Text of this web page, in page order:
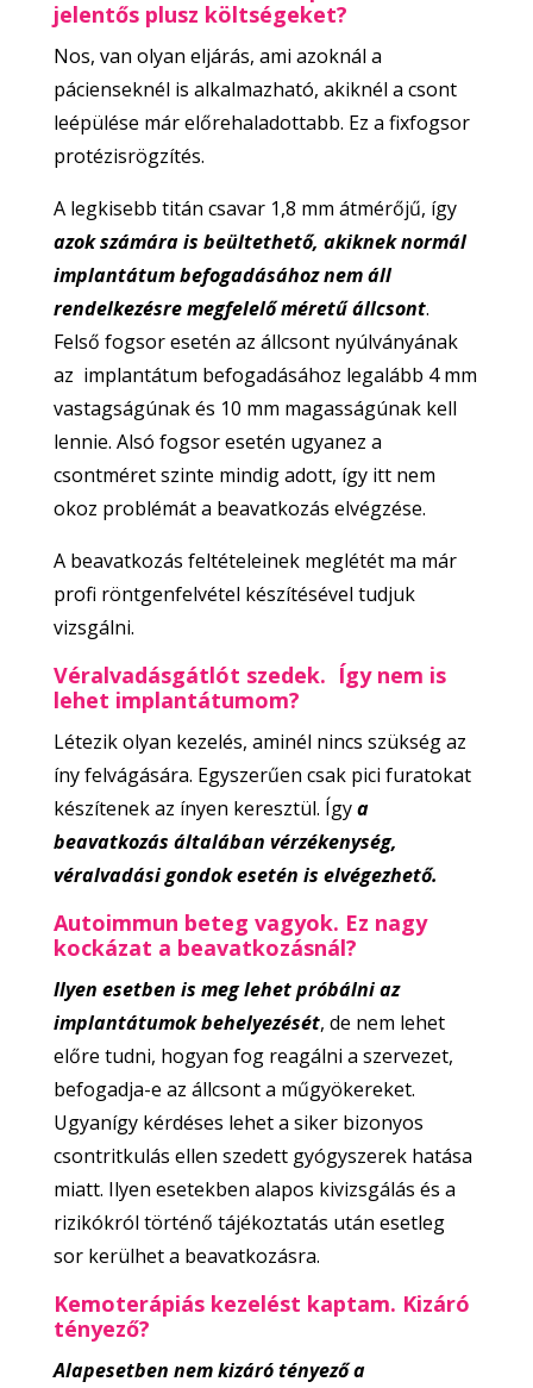
jelentős plusz költségeket?
Nos, van olyan eljárás, ami azoknál a
pácienseknél is alkalmazható, akiknél a csont
leépülése már előrehaladottabb. Ez a fixfogsor
protézisrögzítés.
A legkisebb titán csavar 1,8 mm átmérőjű, így
azok számára is beültethető, akiknek normál
implantátum befogadásához nem áll
rendelkezésre megfelelő méretű állcsont.
Felső fogsor esetén az állcsont nyúlványának
az implantátum befogadásához legalább 4 mm
vastagságúnak és 10 mm magasságúnak kell
lennie. Alsó fogsor esetén ugyanez a
csontméret szinte mindig adott, így itt nem
okoz problémát a beavatkozás elvégzése.
A beavatkozás feltételeinek meglétét ma már
profi röntgenfelvétel készítésével tudjuk
vizsgálni.
Véralvadásgátlót szedek. Így nem is
lehet implantátumom?
Létezik olyan kezelés, aminél nincs szükség az
íny felvágására. Egyszerűen csak pici furatokat
készítenek az ínyen keresztül. Ígya
beavatkozás általában vérzékenység,
véralvadási gondok esetén is elvégezhető.
Autoimmun beteg vagyok. Ez nagy
kockázat a beavatkozásnál?
Ilyen esetben is meg lehet próbálni az
implantátumok behelyezését, de nem lehet
előre tudni, hogyan fog reagálni a szervezet,
befogadja-e az állcsont a műgyökereket.
Ugyanígy kérdéses lehet a siker bizonyos
csontritkulás ellen szedett gyógyszerek hatása
miatt. Ilyen esetekben alapos kivizsgálás és a
rizikókról történő tájékoztatás után esetleg
sor kerülhet a beavatkozásra.
Kemoterápiás kezelést kaptam. Kizáró
tényező?
Alapesetben nem kizáró tényező a